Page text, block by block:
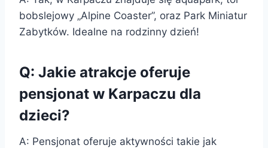
bobslejowy „Alpine Coaster”, oraz Park Miniatur
Zabytków. Idealne na rodzinny dzień!
Q: Jakie atrakcje oferuje
pensjonat w Karpaczu dla
dzieci?
A: Pensjonat oferuje aktywności takie jak